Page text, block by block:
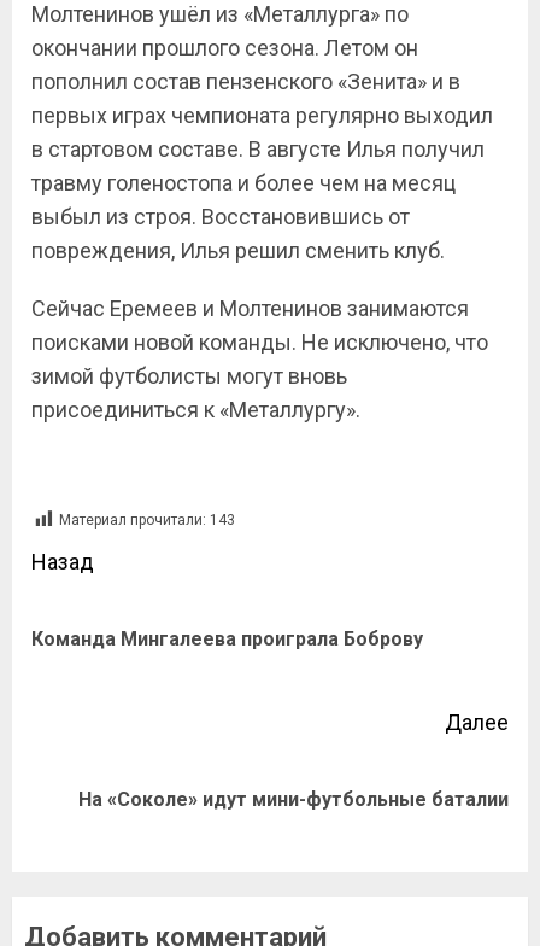
Молтенинов ушёл из «Металлурга» по
окончании прошлого сезона. Летом он
пополнил состав пензенского «Зенита» и в
первых играх чемпионата регулярно выходил
в стартовом составе. В августе Илья получил
травму голеностопа и более чем на месяц
выбыл из строя. Восстановившись от
повреждения, Илья решил сменить клуб.
Сейчас Еремеев и Молтенинов занимаются
поисками новой команды. Не исключено, что
зимой футболисты могут вновь
присоединиться к «Металлургу».
Материал прочитали: 143
Назад
Команда Мингалеева проиграла Боброву
Далее
На «Соколе» идут мини-футбольные баталии
Добавить комментарий